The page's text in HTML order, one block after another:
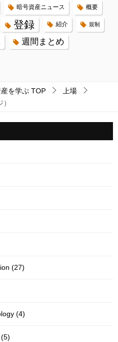
暗号資産ニュース 概要
登録 紹介 規制
週間まとめ
を学ぶ TOP
上場
(27)
(4)